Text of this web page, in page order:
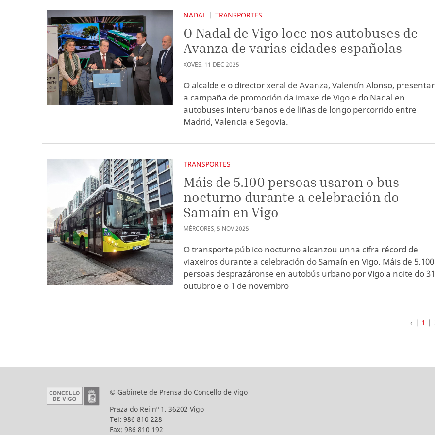
NADAL TRANSPORTES
O Nadal de Vigo loce nos autobuses de
Avanza de varias cidades españolas
XOVES, 11 DEC 2025
O alcalde e o director xeral de Avanza, Valentín Alonso,
a campaña de promoción da imaxe de Vigo e do Nadal en
autobuses interurbanos e de liñas de longo percorrido entre
Madrid, Valencia e Segovia.
TRANSPORTES
Máis de 5.100 persoas usaron o bus
nocturno durante a celebración do
Samaín en Vigo
MÉRCORES, 5 NOV2025
O transporte público nocturno alcanzou unha cifra récord de
viaxeiros durante a celebración do Samaín en Vigo. Máis de 5.100
persoas desprazáronse en autobús urbano por Vigo a noite do
outubro e o 1 de novembro
‹ 1
© Gabinete de Prensa do Concello de Vigo
Praza do Rei nº 1. 36202 Vigo
Tel: 986 810 228
Fax: 986 810 192